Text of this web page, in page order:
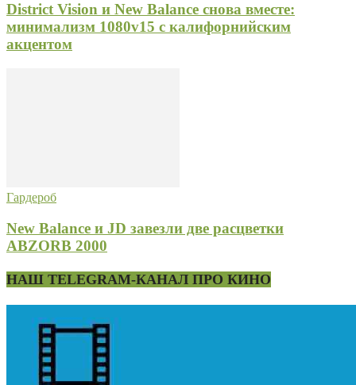
District Vision и New Balance снова вместе:
минимализм 1080v15 с калифорнийским
акцентом
Гардероб
New Balance и JD завезли две расцветки
ABZORB 2000
НАШ TELEGRAM-КАНАЛ ПРО КИНО